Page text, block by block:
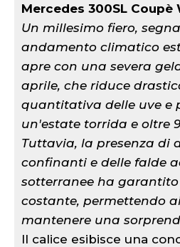
Mercedes 300SL Coupè
Un millesimo fiero,
andamento climatico
apre con una severa
aprile, che riduce
quantitativa delle uve e
un'estate torrida e oltre
Tuttavia, la presenza di
confinanti e delle falde
sotterranee ha
costante, permettendo
mantenere una
Il calice esibisce una